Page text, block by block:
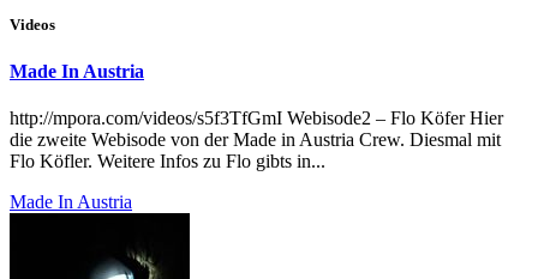
Videos
Made In Austria
http://mpora.com/videos/s5f3TfGmI Webisode2 – Flo Köfer Hier
die zweite Webisode von der Made in Austria Crew. Diesmal mit
Flo Köfler. Weitere Infos zu Flo gibts in...
Made In Austria